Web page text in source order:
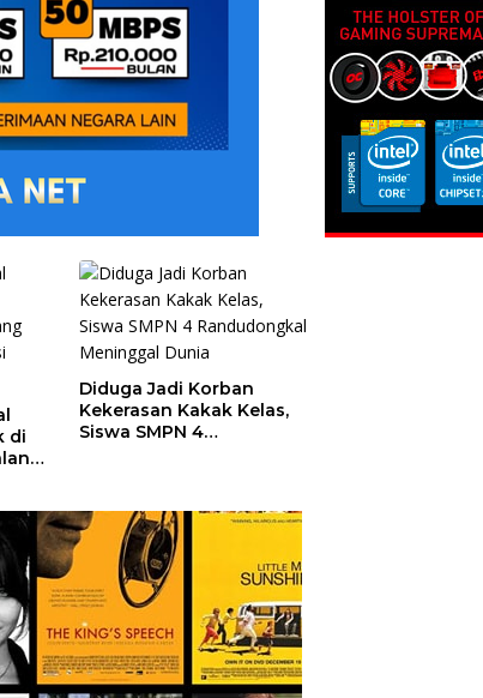
di
Diduga Jadi Korban
Kekerasan Kakak Kelas,
Siswa SMPN 4